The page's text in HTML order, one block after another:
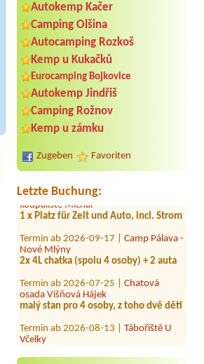
Autokemp Kačer
Camping Olšina
Autocamping Rozkoš
Kemp u Kukačků
Eurocamping Bojkovice
Autokemp Jindřiš
Camping Rožnov
Kemp u zámku
Zugeben Favoriten
Letzte Buchung:
Termin ab 2026-07-30 |
Bílina Kyselka
2x 4L chata
Termin ab 2026-07-26 |
1X
koupaliště Michal
1 x Platz für Zelt und Auto, incl. Strom
Nové Mlýny
2x 4L chatka (spolu 4 osoby) + 2 auta
osada Višňová Hájek
malý stan pro 4 osoby, z toho dvě děti
Včelky
1xZelt1x Stellplatz (Campervan)